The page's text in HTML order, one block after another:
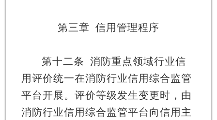
第三章 信用管理程序
第十二条 消防重点领域行业信
用评价统一在消防行业信用综合监管
平台开展。评价等级发生变更时，由
消防行业信用综合监管平台向信用主